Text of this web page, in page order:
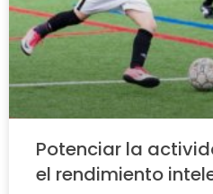
Potenciar la
el rendimiento